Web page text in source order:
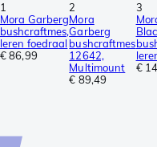
1
Mora Garberg
bushcraftmes,
leren foedraal
€ 86,99
2
Mora
Garberg
bushcraftmes
12642,
Multimount
€ 89,49
3
€